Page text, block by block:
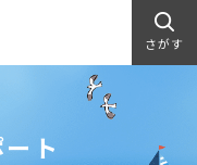
さがす
ト